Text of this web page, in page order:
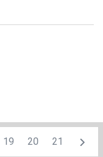
19 20 21